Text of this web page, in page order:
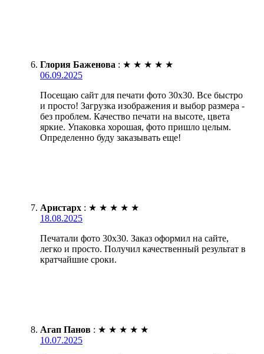
Глория Баженова : ★ ★ ★ ★ ★
06.09.2025
Посещаю сайт для печати фото 30х30. Все быстро
и просто! Загрузка изображения и выбор размера -
без проблем. Качество печати на высоте, цвета
яркие. Упаковка хорошая, фото пришло целым.
Определенно буду заказывать еще!
Аристарх : ★ ★ ★ ★ ★
18.08.2025
Печатали фото 30х30. Заказ оформил на сайте,
легко и просто. Получил качественный результат в
кратчайшие сроки.
Агап Панов : ★ ★ ★ ★ ★
10.07.2025